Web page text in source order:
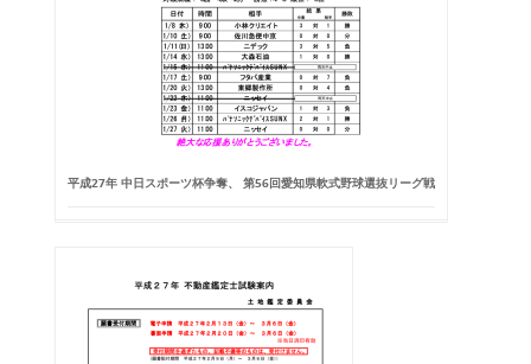
平成27年 中日スポーツ杯争奪、 第56回愛知県軟式野球選抜リーグ戦